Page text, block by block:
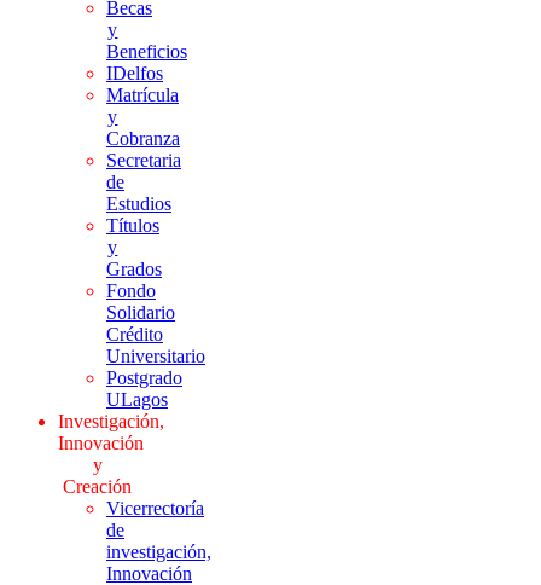
Becas
y
Beneficios
IDelfos
Matrícula
y
Cobranza
Secretaria
de
Estudios
Títulos
y
Grados
Fondo
Solidario
Crédito
Universitario
Postgrado
ULagos
Investigación,
Innovación
y
Creación
Vicerrectoría
de
investigación,
Innovación